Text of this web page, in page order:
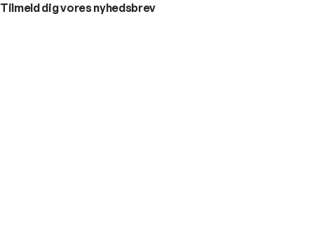
Tilmeld dig vores nyhedsbrev